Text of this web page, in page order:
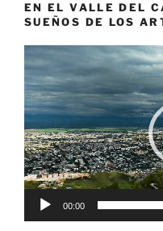
EN EL VALLE DEL
SUEÑOS DE LOS
Reproductor
de
vídeo
00:00